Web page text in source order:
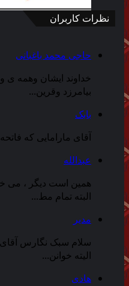
نظرات کاربران
حاجی محمد باغبانی
خداوند ایشان وهمه ی
بیامرزد وقرین...
بابک
آقای مارامایی که
عبدالله
همین است دیگر ، می
البته تمام مط...
مدیر
سلام سبک نگارس آقای
الیته خوانن...
هادی